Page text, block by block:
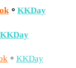
。 KKDay
KKDay
。 KKDay